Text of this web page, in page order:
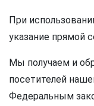
При
указание прямой
Мы получаем и
посетителей
Федеральным